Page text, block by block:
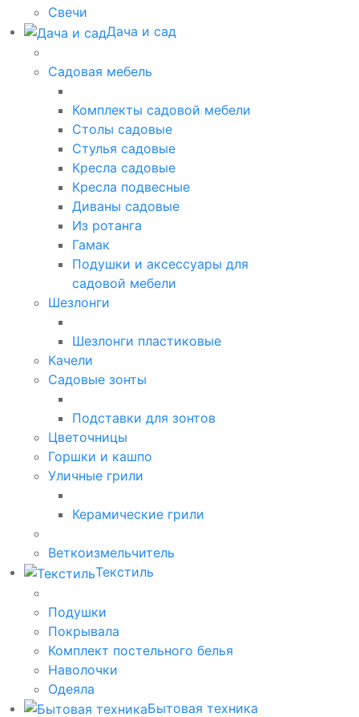
Свечи
Дача и сад
Садовая мебель
Комплекты садовой мебели
Столы садовые
Стулья садовые
Кресла садовые
Кресла подвесные
Диваны садовые
Из ротанга
Гамак
Подушки и аксессуары для
садовой мебели
Шезлонги
Шезлонги пластиковые
Качели
Садовые зонты
Подставки для зонтов
Цветочницы
Горшки и кашпо
Уличные грили
Керамические грили
Веткоизмельчитель
Текстиль
Подушки
Покрывала
Комплект постельного белья
Наволочки
Одеяла
Бытовая техника